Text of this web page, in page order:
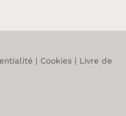
| Cookies | Livre de